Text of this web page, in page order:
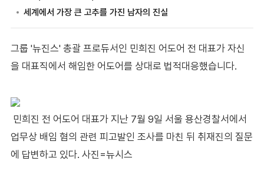
그룹 '뉴진스' 총괄 프로듀서인 민희진 어도어 전 대표가 자신
을 대표직에서 해임한 어도어를 상대로 법적대응했습니다.
민희진 전 어도어 대표가 지난 7월 9일 서울 용산경찰서에서
업무상 배임 혐의 관련 피고발인 조사를 마친 뒤 취재진의 질문
에 답변하고 있다. 사진=뉴시스